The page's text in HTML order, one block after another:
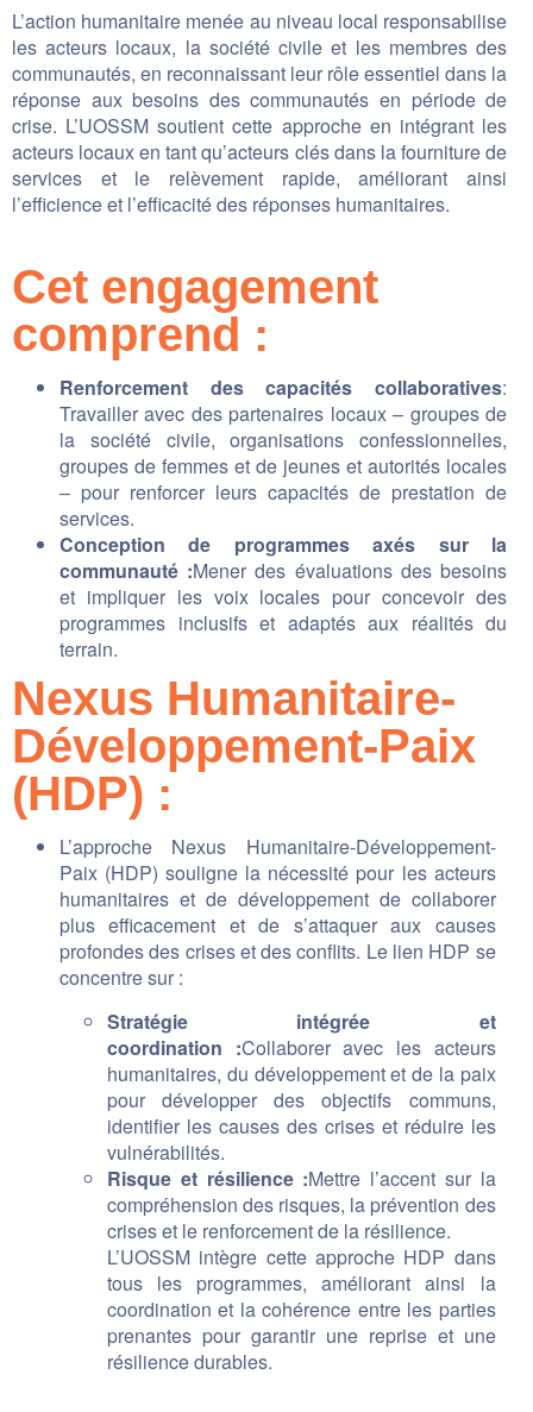
L’action humanitaire menée au niveau local responsabilise
les acteurs locaux, la société civile et les membres des
communautés, en reconnaissant leur rôle essentiel dans la
réponse aux besoins des communautés en période de
crise. L’UOSSM soutient cette approche en intégrant les
acteurs locaux en tant qu’acteurs clés dans la fourniture de
services et le relèvement rapide, améliorant ainsi
l’efficience et l’efficacité des réponses humanitaires.
Cet engagement
comprend :
Renforcement des capacités collaboratives:
Travailler avec des partenaires locaux – groupes de
la société civile, organisations confessionnelles,
groupes de femmes et de jeunes et autorités locales
– pour renforcer leurs capacités de prestation de
services.
Conception de programmes axés sur la
communauté :Mener des évaluations des besoins
et impliquer les voix locales pour concevoir des
programmes inclusifs et adaptés aux réalités du
terrain.
Nexus Humanitaire-
Développement-Paix
(HDP) :
L’approche Nexus Humanitaire-Développement-
Paix (HDP) souligne la nécessité pour les acteurs
humanitaires et de développement de collaborer
plus efficacement et de s’attaquer aux causes
profondes des crises et des conflits. Le lien HDP se
concentre sur :
Stratégie intégrée et
coordination :Collaborer avec les acteurs
humanitaires, du développement et de la paix
pour développer des objectifs communs,
identifier les causes des crises et réduire les
vulnérabilités.
Risque et résilience :Mettre l’accent sur la
compréhension des risques, la prévention des
crises et le renforcement de la résilience.
L’UOSSM intègre cette approche HDP dans
tous les programmes, améliorant ainsi la
coordination et la cohérence entre les parties
prenantes pour garantir une reprise et une
résilience durables.